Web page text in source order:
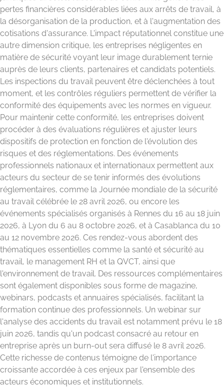
pertes financières considérables liées aux arrêts de travail, à
la désorganisation de la production, et à l'augmentation des
cotisations d'assurance. L'impact réputationnel constitue une
autre dimension critique, les entreprises négligentes en
matière de sécurité voyant leur image durablement ternie
auprès de leurs clients, partenaires et candidats potentiels.
Les inspections du travail peuvent être déclenchées à tout
moment, et les contrôles réguliers permettent de vérifier la
conformité des équipements avec les normes en vigueur.
Pour maintenir cette conformité, les entreprises doivent
procéder à des évaluations régulières et ajuster leurs
dispositifs de protection en fonction de l'évolution des
risques et des réglementations. Des événements
professionnels nationaux et internationaux permettent aux
acteurs du secteur de se tenir informés des évolutions
réglementaires, comme la Journée mondiale de la sécurité
au travail célébrée le 28 avril 2026, ou encore les
événements spécialisés organisés à Rennes du 16 au 18 juin
2026, à Lyon du 6 au 8 octobre 2026, et à Casablanca du 10
au 12 novembre 2026. Ces rendez-vous abordent des
thématiques essentielles comme la santé et sécurité au
travail, le management RH et la QVCT, ainsi que
l'environnement de travail. Des ressources complémentaires
sont également disponibles sous forme de magazine,
webinars, podcasts et annuaires spécialisés, facilitant la
formation continue des professionnels. Un webinar sur
l'analyse des accidents du travail est notamment prévu le 18
juin 2026, tandis qu'un podcast consacré au retour en
entreprise après un burn-out sera diffusé le 8 avril 2026.
Cette richesse de contenus témoigne de l'importance
croissante accordée à ces enjeux par l'ensemble des
acteurs économiques et institutionnels.